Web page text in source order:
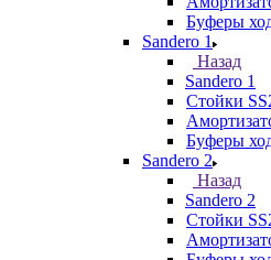
Буферы
Sandero 1
Назад
Sandero 1
Стойки
Буферы
Sandero 2
Назад
Sandero 2
Стойки